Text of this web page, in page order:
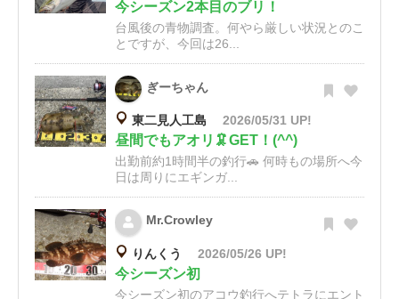
今シーズン2本目のブリ！
台風後の青物調査。何やら厳しい状況とのこ
とですが、今回は26...
ぎーちゃん
東二見人工島 2026/05/31 UP!
昼間でもアオリ🦑GET！(^^)
出勤前約1時間半の釣行🚗 何時もの場所へ今
日は周りにエギンガ...
Mr.Crowley
りんくう 2026/05/26 UP!
今シーズン初
今シーズン初のアコウ釣行へテトラにエント